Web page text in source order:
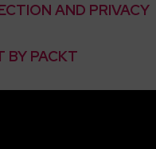
AND PRIVACY
BY PACKT